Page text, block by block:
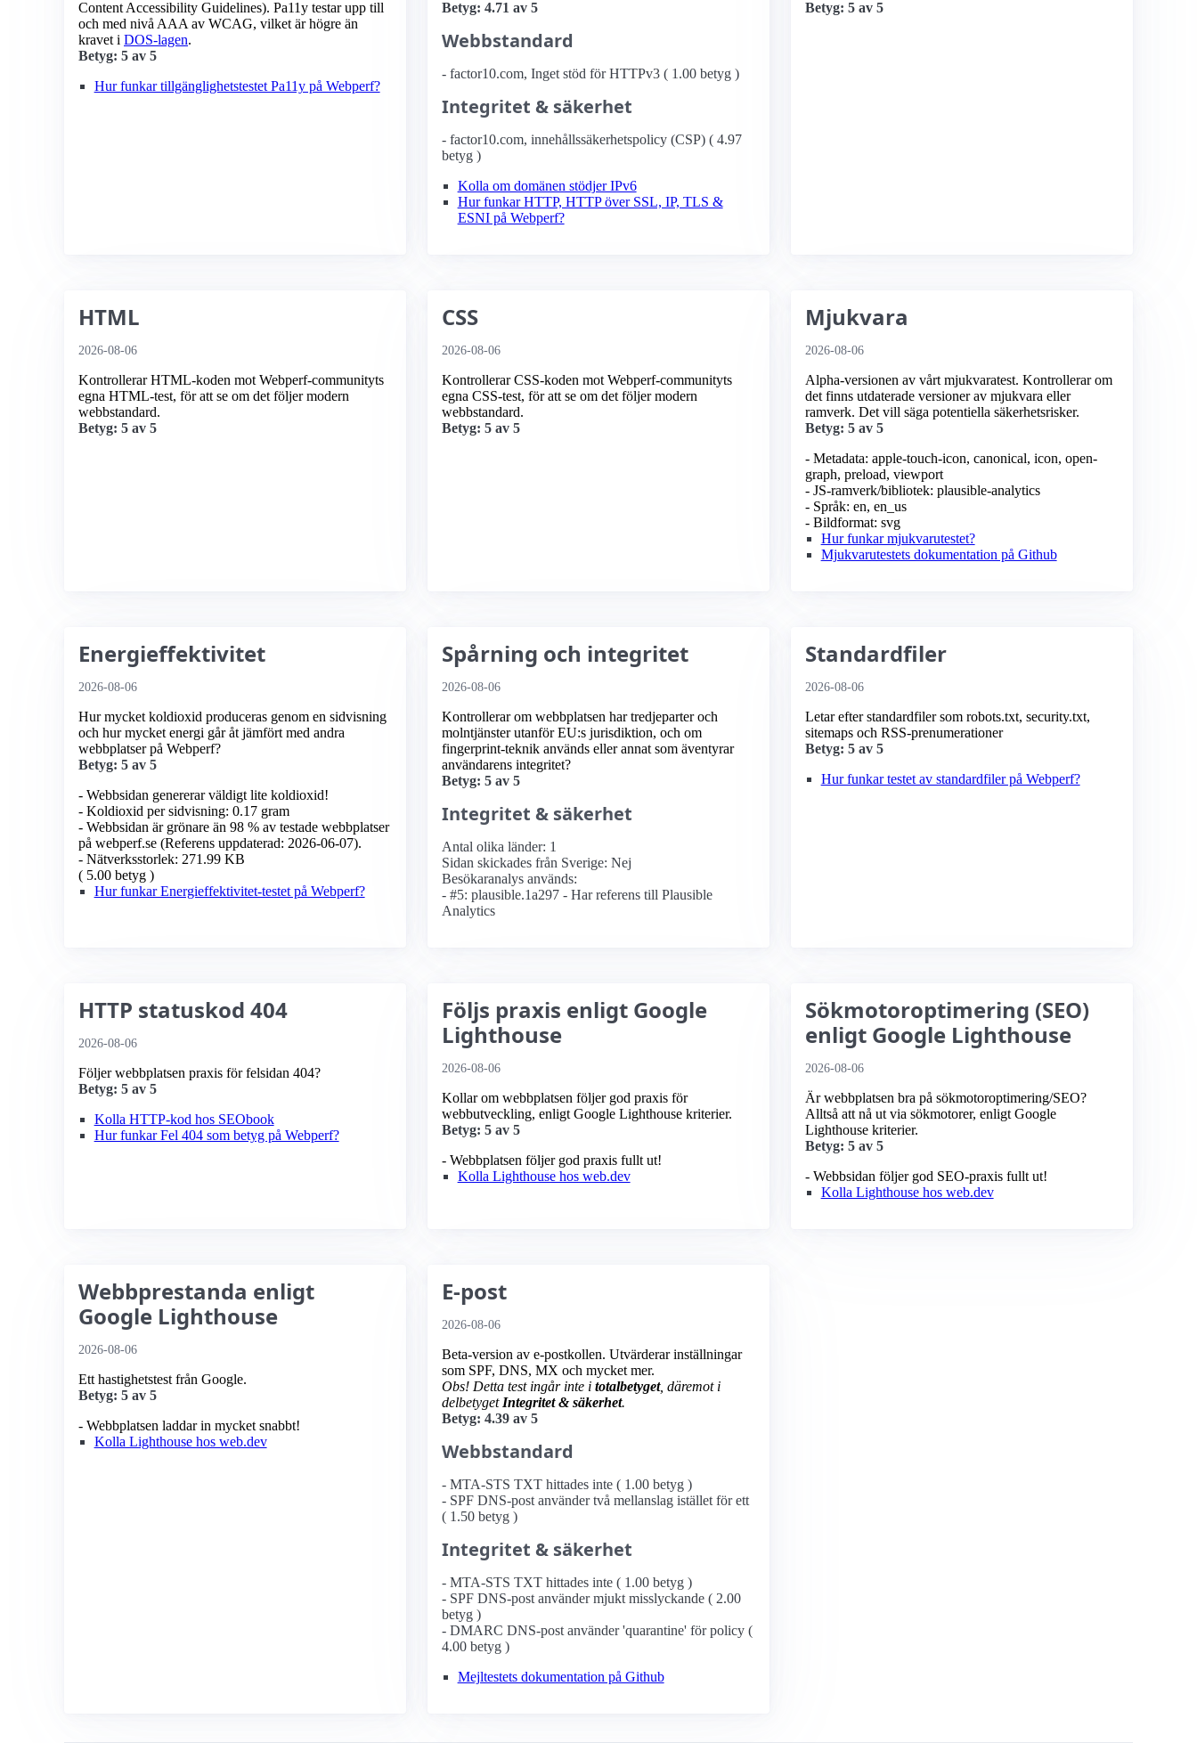
Content Accessibility Guidelines). Pa11y testar upp till
och med nivå AAA av WCAG, vilket är högre än
kravet i DOS-lagen.
Betyg: 5 av 5
Hur funkar tillgänglighetstestet Pa11y på Webperf?
Betyg: 4.71 av 5
Webbstandard
- factor10.com, Inget stöd för HTTPv3 ( 1.00 betyg )
Integritet & säkerhet
- factor10.com, innehållssäkerhetspolicy (CSP) ( 4.97
betyg )
Kolla om domänen stödjer IPv6
Hur funkar HTTP, HTTP över SSL, IP, TLS &
ESNI på Webperf?
Betyg: 5 av 5
HTML
2026-08-06
Kontrollerar HTML-koden mot Webperf-communityts
egna HTML-test, för att se om det följer modern
webbstandard.
Betyg: 5 av 5
CSS
2026-08-06
Kontrollerar CSS-koden mot Webperf-communityts
egna CSS-test, för att se om det följer modern
webbstandard.
Betyg: 5 av 5
Mjukvara
2026-08-06
Alpha-versionen av vårt mjukvaratest. Kontrollerar om
det finns utdaterade versioner av mjukvara eller
ramverk. Det vill säga potentiella säkerhetsrisker.
Betyg: 5 av 5
- Metadata: apple-touch-icon, canonical, icon, open-
graph, preload, viewport
- JS-ramverk/bibliotek: plausible-analytics
- Språk: en, en_us
- Bildformat: svg
Hur funkar mjukvarutestet?
Mjukvarutestets dokumentation på Github
Energieffektivitet
2026-08-06
Hur mycket koldioxid produceras genom en sidvisning
och hur mycket energi går åt jämfört med andra
webbplatser på Webperf?
Betyg: 5 av 5
- Webbsidan genererar väldigt lite koldioxid!
- Koldioxid per sidvisning: 0.17 gram
- Webbsidan är grönare än 98 % av testade webbplatser
på webperf.se (Referens uppdaterad: 2026-06-07).
- Nätverksstorlek: 271.99 KB
( 5.00 betyg )
Hur funkar Energieffektivitet-testet på Webperf?
Spårning och integritet
2026-08-06
Kontrollerar om webbplatsen har tredjeparter och
molntjänster utanför EU:s jurisdiktion, och om
fingerprint-teknik används eller annat som äventyrar
användarens integritet?
Betyg: 5 av 5
Integritet & säkerhet
Antal olika länder: 1
Sidan skickades från Sverige: Nej
Besökaranalys används:
- #5: plausible.1a297 - Har referens till Plausible
Analytics
Standardfiler
2026-08-06
Letar efter standardfiler som robots.txt, security.txt,
sitemaps och RSS-prenumerationer
Betyg: 5 av 5
Hur funkar testet av standardfiler på Webperf?
HTTP statuskod 404
2026-08-06
Följer webbplatsen praxis för felsidan 404?
Betyg: 5 av 5
Kolla HTTP-kod hos SEObook
Hur funkar Fel 404 som betyg på Webperf?
Följs praxis enligt Google
Lighthouse
2026-08-06
Kollar om webbplatsen följer god praxis för
webbutveckling, enligt Google Lighthouse kriterier.
Betyg: 5 av 5
- Webbplatsen följer god praxis fullt ut!
Kolla Lighthouse hos web.dev
Sökmotoroptimering (SEO)
enligt Google Lighthouse
2026-08-06
Är webbplatsen bra på sökmotoroptimering/SEO?
Alltså att nå ut via sökmotorer, enligt Google
Lighthouse kriterier.
Betyg: 5 av 5
- Webbsidan följer god SEO-praxis fullt ut!
Kolla Lighthouse hos web.dev
Webbprestanda enligt
Google Lighthouse
2026-08-06
Ett hastighetstest från Google.
Betyg: 5 av 5
- Webbplatsen laddar in mycket snabbt!
Kolla Lighthouse hos web.dev
E-post
2026-08-06
Beta-version av e-postkollen. Utvärderar inställningar
som SPF, DNS, MX och mycket mer.
Obs! Detta test ingår inte i totalbetyget, däremot i
delbetyget Integritet & säkerhet.
Betyg: 4.39 av 5
Webbstandard
- MTA-STS TXT hittades inte ( 1.00 betyg )
- SPF DNS-post använder två mellanslag istället för ett
( 1.50 betyg )
Integritet & säkerhet
- MTA-STS TXT hittades inte ( 1.00 betyg )
- SPF DNS-post använder mjukt misslyckande ( 2.00
betyg )
- DMARC DNS-post använder 'quarantine' för policy (
4.00 betyg )
Mejltestets dokumentation på Github